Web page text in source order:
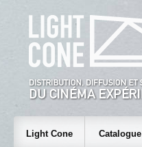
Light Cone Catalogue